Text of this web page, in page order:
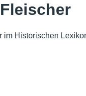
im Historischen